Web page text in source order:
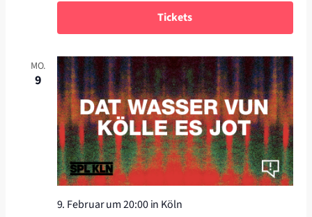
Tickets
MO.
9
9. Februar um 20:00in Köln